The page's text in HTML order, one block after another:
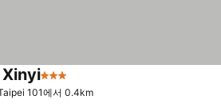
Xinyi3 성급
101에서 0.4km